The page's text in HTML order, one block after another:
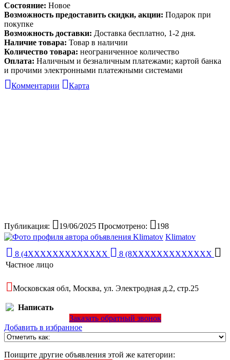
Состояние: Новое
Возможность предоставить скидки, акции: Подарок при
покупке
Возможность доставки: Доставка бесплатно, 1-2 дня.
Наличие товара: Товар в наличии
Количество товара: неограниченное количество
Оплата: Наличным и безналичным платежами; картой банка
и прочими электронными платежными системами
Комментарии
Карта
Публикация: 19/06/2025 Просмотрено:
198
Klimatov
8 (4XXXXXXXXXXXXX
8 (8XXXXXXXXXXXXX
Частное лицо
Московская обл, Москва, ул. Электродная д.2, стр.25
Написать
Заказать обратный звонок
Добавить в избранное
Поищите другие объявления этой же категории: